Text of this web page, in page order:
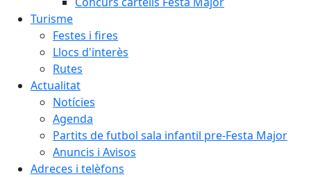
Turisme
Festes i fires
Llocs d'interès
Rutes
Actualitat
Notícies
Agenda
Partits de futbol sala infantil pre-Festa Major
Anuncis i Avisos
Adreces i telèfons